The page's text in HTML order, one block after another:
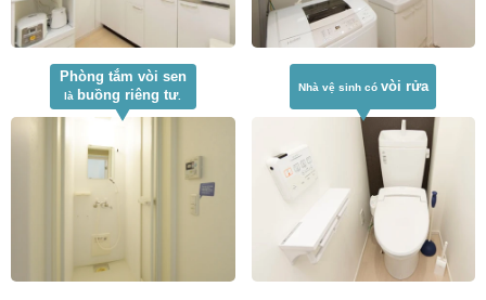
Phòng tắm vòi sen
là buồng riêng tư.
Nhà vệ sinh có vòi rửa